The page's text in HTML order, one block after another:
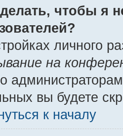
чтобы я
личного
на
вы будете
к началу